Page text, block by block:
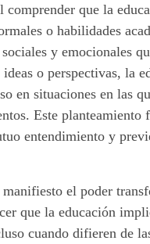
que la
o habilidades
y emocionales
o perspectivas, la
en situaciones en las
Este
entendimiento y
el poder
que la educación
cuando difieren de